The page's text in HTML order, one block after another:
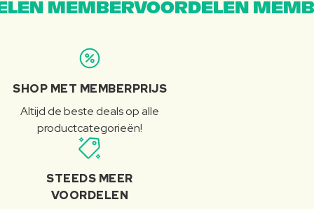
MEMBERVOORDELEN
SHOP MET MEMBERPRIJS
Altijd de beste deals op alle
productcategorieën!
STEEDS MEER
VOORDELEN